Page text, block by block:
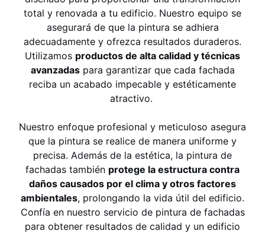
total y renovada a tu edificio. Nuestro equipo se
asegurará de que la pintura se adhiera
adecuadamente y ofrezca resultados duraderos.
Utilizamos productos de alta calidad y técnicas
avanzadaspara garantizar que cada fachada
reciba un acabado impecable y estéticamente
atractivo.
Nuestro enfoque profesional y meticuloso asegura
que la pintura se realice de manera uniforme y
precisa. Además de la estética, la pintura de
fachadas también protege la estructura contra
daños causados por el clima y otros factores
ambientales, prolongando la vida útil del edificio.
Confía en nuestro servicio de pintura de fachadas
para obtener resultados de calidad y un edificio